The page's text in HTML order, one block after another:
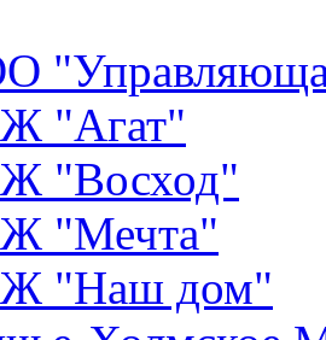
"Агат"
"Восход"
"Мечта"
"Наш дом"